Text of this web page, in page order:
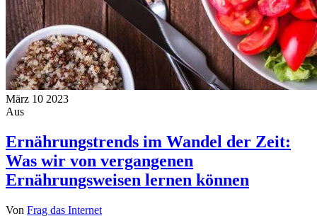
März 10 2023
Aus
Ernährungstrends im Wandel der Zeit:
Was wir von vergangenen
Ernährungsweisen lernen können
Von Frag das Internet